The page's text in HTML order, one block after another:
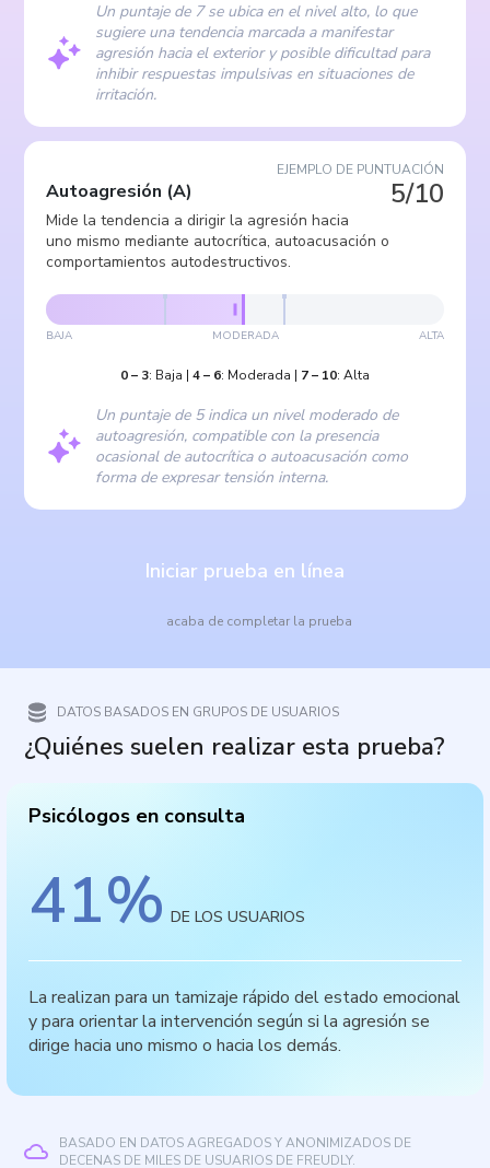
Un puntaje de 7 se ubica en el nivel alto, lo que
sugiere una tendencia marcada a manifestar
agresión hacia el exterior y posible dificultad para
inhibir respuestas impulsivas en situaciones de
irritación.
EJEMPLO DE PUNTUACIÓN
5/10
Autoagresión (A)
Mide la tendencia a dirigir la agresión hacia
uno mismo mediante autocrítica, autoacusación o
comportamientos autodestructivos.
BAJA MODERADA ALTA
0– 3: Baja | 4– 6: Moderada | 7– 10: Alta
Un puntaje de 5 indica un nivel moderado de
autoagresión, compatible con la presencia
ocasional de autocrítica o autoacusación como
forma de expresar tensión interna.
Iniciar prueba en línea
acaba de completar la prueba
DATOS BASADOS EN GRUPOS DE USUARIOS
¿Quiénes suelen realizar esta prueba?
Psicólogos en consulta
41% DE LOS USUARIOS
La realizan para un tamizaje rápido del estado emocional
y para orientar la intervención según si la agresión se
dirige hacia uno mismo o hacia los demás.
BASADO EN DATOS AGREGADOS Y ANONIMIZADOS DE
DECENAS DE MILES DE USUARIOS DE FREUDLY.